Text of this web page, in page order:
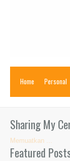
Home Personal
Sharing My
Memuatkan ...
Featured